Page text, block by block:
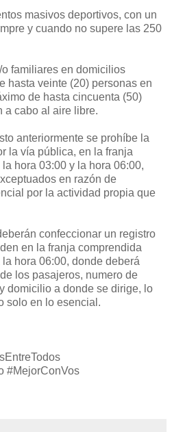
masivos deportivos, con un
y cuando no supere las 250
familiares en domicilios
hasta veinte (20) personas en
de hasta cincuenta (50)
a cabo al aire libre.
anteriormente se prohíbe la
la vía pública, en la franja
hora 03:00 y la hora 06:00,
en razón de
por la actividad propia que
confeccionar un registro
en la franja comprendida
hora 06:00, donde deberá
los pasajeros, numero de
domicilio a donde se dirige, lo
solo en lo esencial.
#MejorConVos